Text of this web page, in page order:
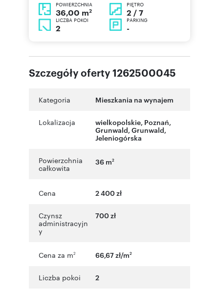
POWIERZCHNIA
36,00 m2
PIĘTRO
2 / 7
LICZBA POKOI
2
PARKING
-
Szczegóły oferty 1262500045
Kategoria Mieszkania na wynajem
Lokalizacja wielkopolskie, Poznań,
Grunwald, Grunwald,
Jeleniogórska
Powierzchnia
całkowita
36 m2
Cena 2 400 zł
Czynsz
administracyjn
y
700 zł
Cena za m2 66,67 zł/m2
Liczba pokoi 2